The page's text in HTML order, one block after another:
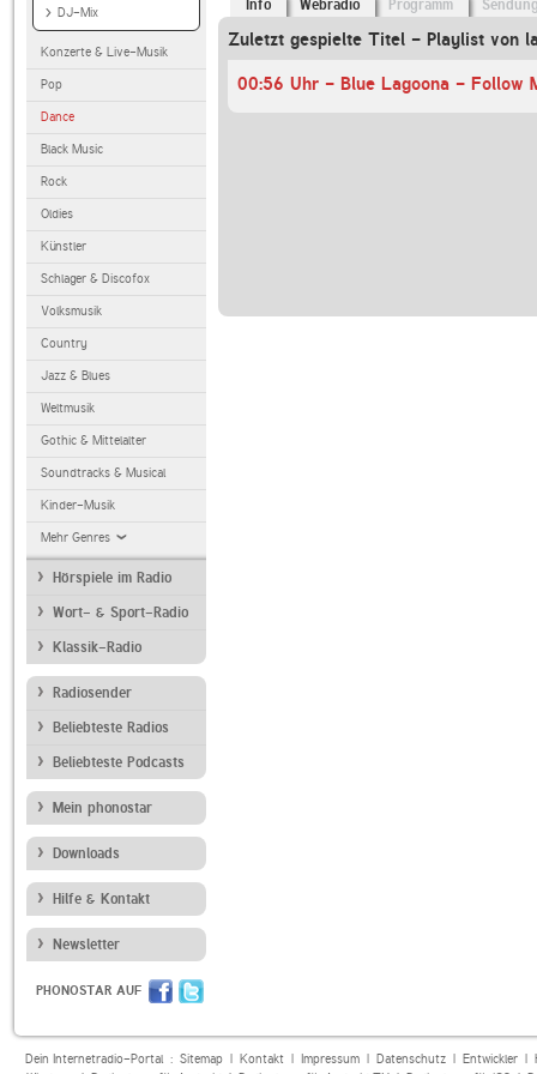
DJ-Mix
Konzerte & Live-Musik
Pop
Dance
Black Music
Rock
Oldies
Künstler
Schlager & Discofox
Volksmusik
Country
Jazz & Blues
Weltmusik
Gothic & Mittelalter
Soundtracks & Musical
Kinder-Musik
Mehr Genres
Hörspiele im Radio
Wort- & Sport-Radio
Klassik-Radio
Radiosender
Beliebteste Radios
Beliebteste Podcasts
Mein phonostar
Downloads
Hilfe & Kontakt
Newsletter
PHONOSTAR AUF
Info Webradio Programm
Zuletzt gespielte Titel - Playlist von
00:56 Uhr - Blue Lagoona - Follow
Dein Internetradio-Portal : Sitemap| Kontakt| Impressum| Datenschutz| Entwickler|